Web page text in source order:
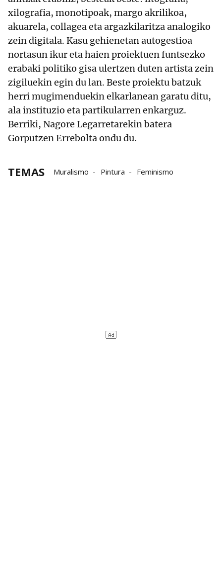
xilografia, monotipoak, margo akrilikoa,
akuarela, collagea eta argazkilaritza analogiko
zein digitala. Kasu gehienetan autogestioa
nortasun ikur eta haien proiektuen funtsezko
erabaki politiko gisa ulertzen duten artista zein
zigiluekin egin du lan. Beste proiektu batzuk
herri mugimenduekin elkarlanean garatu ditu,
ala instituzio eta partikularren enkarguz.
Berriki, Nagore Legarretarekin batera
Gorputzen Errebolta ondu du.
TEMAS Muralismo Pintura Feminismo